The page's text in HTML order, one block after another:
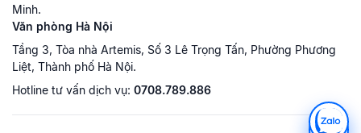
Minh.
Văn phòng Hà Nội
Tầng 3, Tòa nhà Artemis, Số 3 Lê Trọng Tấn, Phường Phương
Liệt, Thành phố Hà Nội.
Hotline tư vấn dịch vụ: 0708.789.886